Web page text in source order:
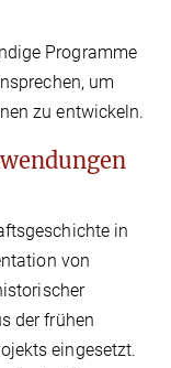
Programme
um
zu entwickeln.
in
von
der frühen
eingesetzt.